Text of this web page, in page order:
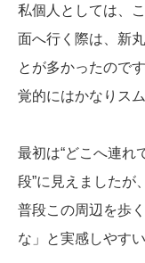
私個人としては、
面へ行く際は、新
とが多かったので
覚的にはかなりス
最初は“どこへ連れ
段”に見えましたが
普段この周辺を歩
な」と実感しやす